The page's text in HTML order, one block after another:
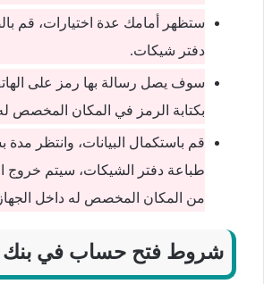
ستظهر أمامك عدة اختيارات، قم
دفتر شيكات.
سوف يصل رسالة بها رمز على
بكتابة الرمز في المكان المخصص
قم باستكمال البيانات، وانتظر
طباعة دفتر الشيكات، سيتم خروج
من المكان المخصص له داخل
شروط فتح حساب في بنك